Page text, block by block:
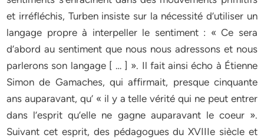
et irréfléchis, Turben insiste sur la nécessité d’utiliser un
langage propre à interpeller le sentiment : « Ce sera
d’abord au sentiment que nous nous adressons et nous
parlerons son langage [ … ] ». Il fait ainsi écho à Étienne
Simon de Gamaches, qui affirmait, presque cinquante
ans auparavant, qu’ « il y a telle vérité qui ne peut entrer
dans l’esprit qu’elle ne gagne auparavant le coeur ».
Suivant cet esprit, des pédagogues du XVIIIe siècle et